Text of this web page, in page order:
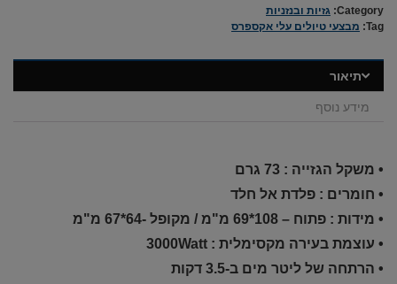
Category: גזיות ובנזניות
Tag: מבצעי טיולים עלי אקספרס
תיאור
מידע נוסף
• משקל הגזייה : 73 גרם
• חומרים : פלדת אל חלד
• מידות : פתוח – 108*69 מ"מ / מקופל -64*67 מ"מ
• עוצמת בעירה מקסימלית : 3000Watt
• הרתחה של ליטר מים ב-3.5 דקות